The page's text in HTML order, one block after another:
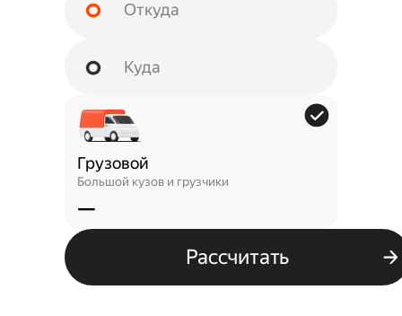
Грузовой
Большой кузов и грузчики
—
Рассчитать